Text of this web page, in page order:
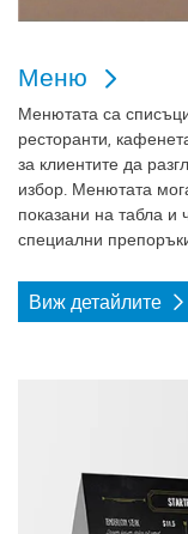
Меню
Менютата са
ресторанти,
за клиентите да
избор. Менютата
показани на табла и
специални
Виж детайлите